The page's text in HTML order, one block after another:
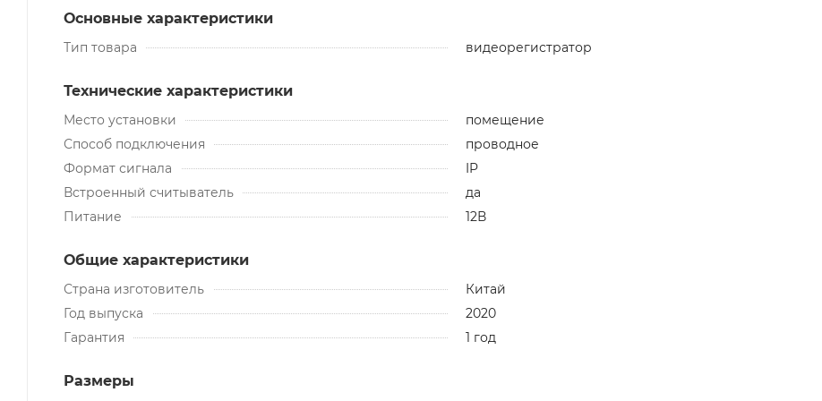
Основные характеристики
Тип товара видеорегистратор
Технические характеристики
Место установки
помещение
Способ подключения
проводное
Формат сигнала
IP
Встроенный считыватель
да
Питание
12В
Общие характеристики
Страна изготовитель
Китай
Год выпуска
2020
Гарантия
1 год
Размеры